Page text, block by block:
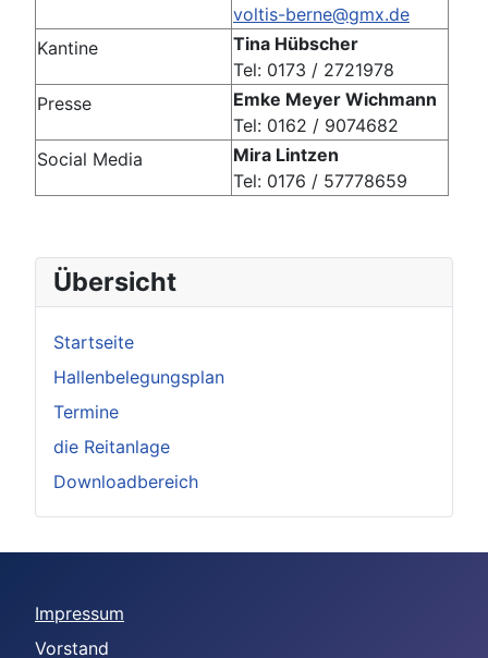
Übersicht
Startseite
Hallenbelegungsplan
Termine
die Reitanlage
Downloadbereich
voltis-berne@gmx.de
Kantine
Tina Hübscher
Tel: 0173 / 2721978
Presse
Emke Meyer Wichmann
Tel: 0162 / 9074682
Social Media
Mira Lintzen
Tel: 0176 / 57778659
Impressum
Vorstand